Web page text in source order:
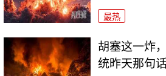
最热
胡塞这一炸
统昨天那句